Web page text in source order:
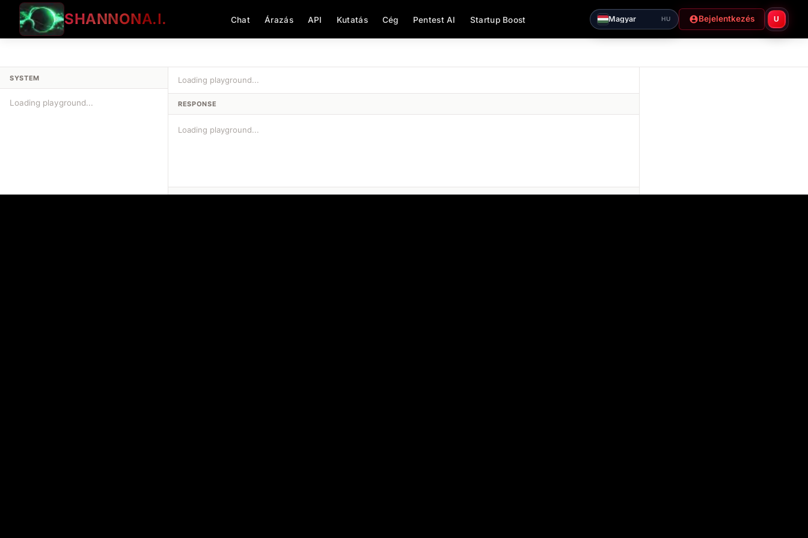
SHANNONA.I. Chat Árazás API Kutatás Cég Pentest AI Startup Boost Magyar HU Bejelentkezés U
SYSTEM Loading playground...
RESPONSE
Loading playground...